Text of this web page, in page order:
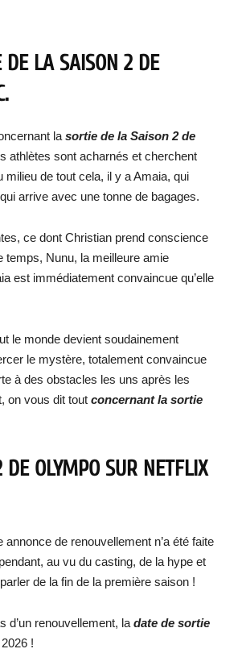
DE LA SAISON 2 DE
la sortie de la Saison 2 de
athlètes sont acharnés et cherchent
de tout cela, il y a Amaia, qui
arrive avec une tonne de bagages.
ce dont Christian prend conscience
temps, Nunu, la meilleure amie
est immédiatement convaincue qu’elle
le monde devient soudainement
le mystère, totalement convaincue
à des obstacles les uns après les
on vous dit tout concernant la sortie
OLYMPO SUR NETFLIX
de renouvellement n’a été faite
au vu du casting, de la hype et
de la fin de la première saison !
d’un renouvellement, la date de sortie
!